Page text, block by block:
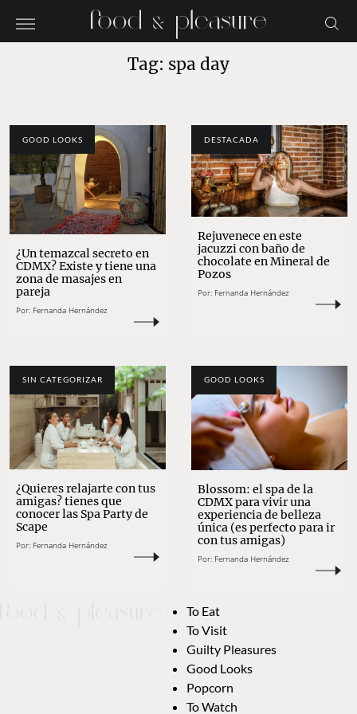
Tag: spa day
GOOD LOOKS
¿Un temazcal secreto en
CDMX? Existe y tiene una
zona de masajes en
pareja
Por: Fernanda Hernández
DESTACADA
Rejuvenece en este
jacuzzi con baño de
chocolate en Mineral de
Pozos
Por: Fernanda Hernández
SIN CATEGORIZAR
¿Quieres relajarte con tus
amigas? tienes que
conocer las Spa Party de
Scape
Por: Fernanda Hernández
GOOD LOOKS
Blossom: el spa de la
CDMX para vivir una
experiencia de belleza
única (es perfecto para ir
con tus amigas)
Por: Fernanda Hernández
To Eat
To Visit
Guilty Pleasures
Good Looks
Popcorn
To Watch